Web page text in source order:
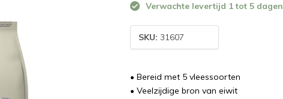
Verwachte levertijd 1 tot 5 dagen
SKU: 31607
• Bereid met 5 vleessoorten
• Veelzijdige bron van eiwit